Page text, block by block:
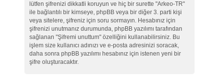
lütfen şifrenizi dikkatli koruyun ve hiç bir surette "Arkeo-TR"
ile bağlantılı bir kimseye, phpBB veya bir diğer 3. parti kişi
veya sitelere, şifreniz için soru sormayın. Hesabınız için
şifrenizi unutmanız durumunda, phpBB yazılımı tarafından
sağlanan "Şifremi unuttum" özelliğini kullanabilirsiniz. Bu
işlem size kullanıcı adınızı ve e-posta adresinizi soracak,
daha sonra phpBB yazılımı hesabınız için istenen yeni bir
şifre oluşturacaktır.